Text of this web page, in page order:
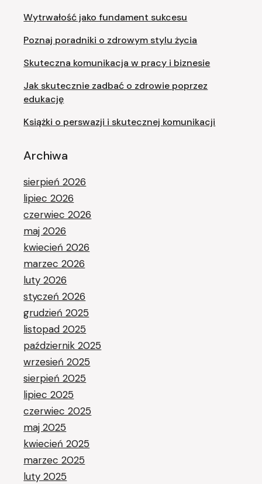
Wytrwałość jako fundament sukcesu
Poznaj poradniki o zdrowym stylu życia
Skuteczna komunikacja w pracy i biznesie
Jak skutecznie zadbać o zdrowie poprzez
edukację
Książki o perswazji i skutecznej komunikacji
Archiwa
sierpień 2026
lipiec 2026
czerwiec 2026
maj 2026
kwiecień 2026
marzec 2026
luty 2026
styczeń 2026
grudzień 2025
listopad 2025
październik 2025
wrzesień 2025
sierpień 2025
lipiec 2025
czerwiec 2025
maj 2025
kwiecień 2025
marzec 2025
luty 2025